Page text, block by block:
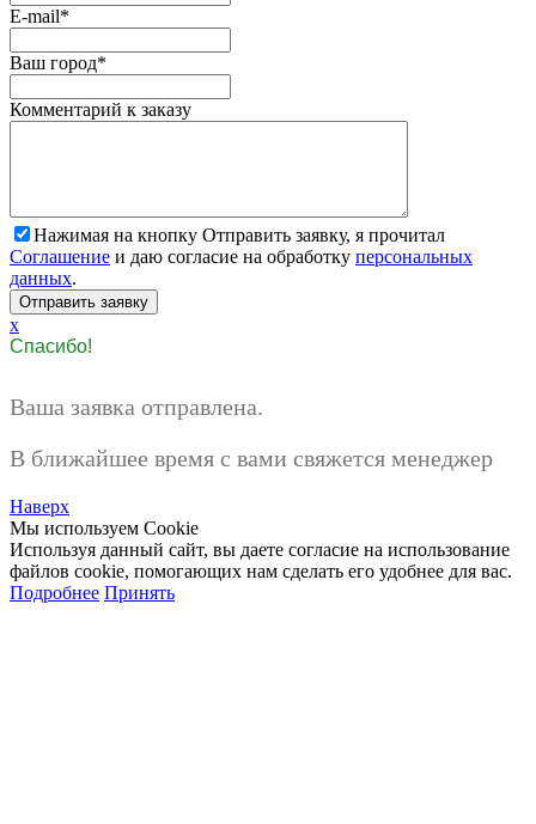
E-mail*
Ваш город*
Комментарий к заказу
Нажимая на кнопку Отправить заявку, я прочитал
Соглашение и даю согласие на обработку персональных
данных.
x
Спасибо!
Ваша заявка отправлена.
В ближайшее время с вами свяжется менеджер
Наверх
Мы используем Cookie
Используя данный сайт, вы даете согласие на использование
файлов cookie, помогающих нам сделать его удобнее для вас.
Подробнее Принять